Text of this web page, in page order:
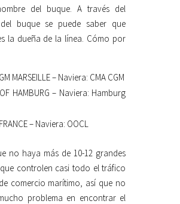
del buque. A través del
buque se puede saber que
la dueña de la línea. Cómo por
MARSEILLE – Naviera: CMA CGM
OF HAMBURG – Naviera: Hamburg
– Naviera: OOCL
no haya más de 10-12 grandes
controlen casi todo el tráfico
comercio marítimo, así que no
problema en encontrar el